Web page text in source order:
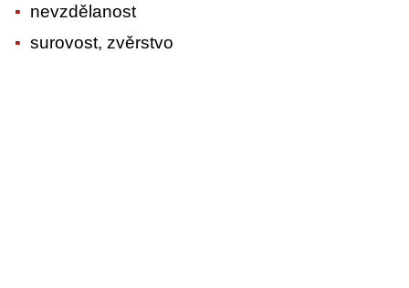
nevzdělanost
surovost, zvěrstvo